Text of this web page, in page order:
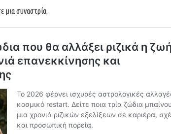
μια συναστρία.